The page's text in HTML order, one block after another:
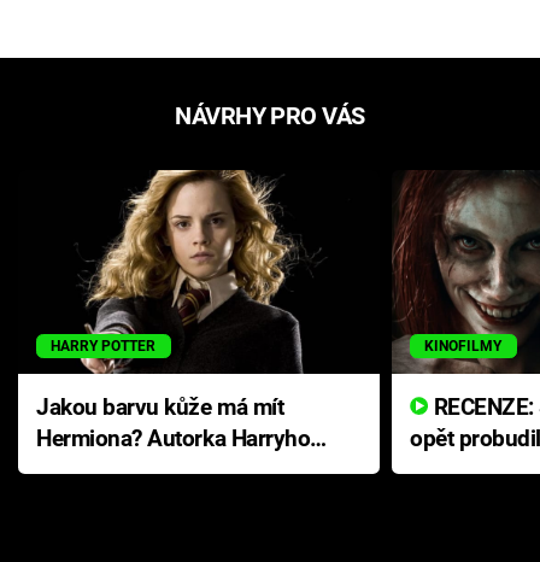
NÁVRHY PRO VÁS
HARRY POTTER
Jakou barvu kůže má mít
Hermiona? Autorka Harryho
Pottera přišla s ráznou
KINOFILMY
opět
přichází s